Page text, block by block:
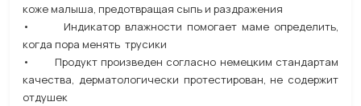
коже малыша, предотвращая сыпь и раздражения
• Индикатор влажности помогает маме определить,
когда пора менять трусики
• Продукт произведен согласно немецким стандартам
качества, дерматологически протестирован, не содержит
отдушек